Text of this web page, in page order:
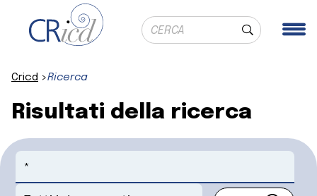
Ricerca globale
Cerca
Cricd Ricerca
Risultati della ricerca
Cerca